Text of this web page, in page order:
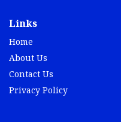
Links
Home
About Us
Contact Us
Privacy Policy